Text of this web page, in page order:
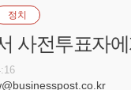
정치
사전투표자